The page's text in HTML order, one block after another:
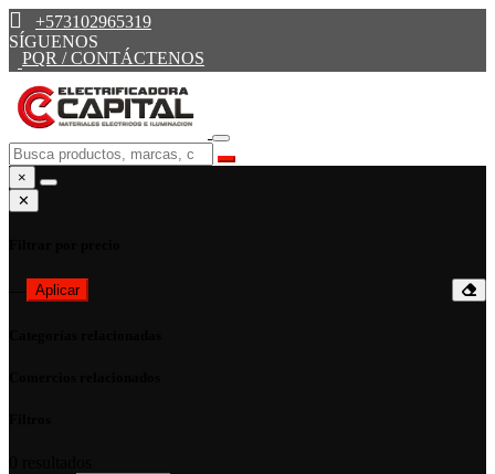
+573102965319
SÍGUENOS
PQR / CONTÁCTENOS
×
✕
Aplicar